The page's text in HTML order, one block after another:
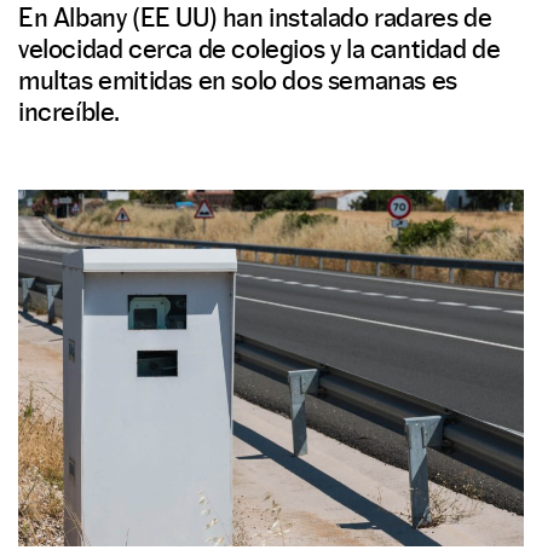
En Albany (EE UU) han instalado radares de
velocidad cerca de colegios y la cantidad de
multas emitidas en solo dos semanas es
increíble.